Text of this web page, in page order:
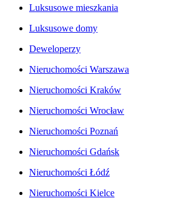
Luksusowe mieszkania
Luksusowe domy
Deweloperzy
Nieruchomości Warszawa
Nieruchomości Kraków
Nieruchomości Wrocław
Nieruchomości Poznań
Nieruchomości Gdańsk
Nieruchomości Łódź
Nieruchomości Kielce